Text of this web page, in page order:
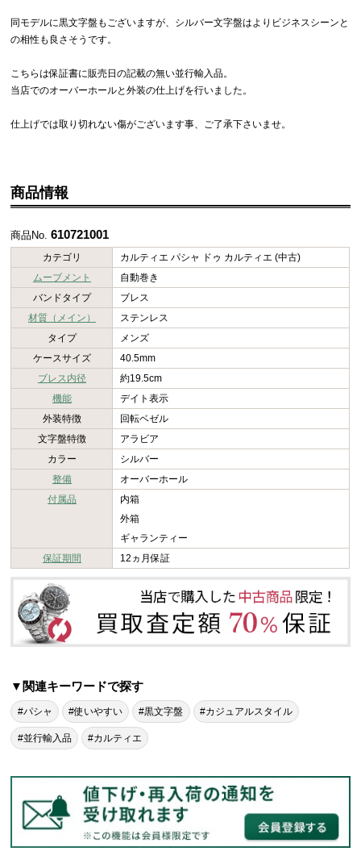
同モデルに黒文字盤もございますが、シルバー文字盤はよりビジネスシーンと
の相性も良さそうです。
こちらは保証書に販売日の記載の無い並行輸入品。
当店でのオーバーホールと外装の仕上げを行いました。
仕上げでは取り切れない傷がございます事、ご了承下さいませ。
商品情報
商品No.610721001
カテゴリ
カルティエ パシャ ドゥ カルティエ (中古)
ムーブメント
自動巻き
バンドタイプ
ブレス
材質（メイン）
ステンレス
タイプ
メンズ
ケースサイズ
40.5mm
ブレス内径
約19.5cm
機能
デイト表示
外装特徴
回転ベゼル
文字盤特徴
アラビア
カラー
シルバー
整備
オーバーホール
付属品
内箱
外箱
ギャランティー
保証期間
12ヵ月保証
▼関連キーワードで探す
#パシャ #使いやすい #黒文字盤 #カジュアルスタイル
#並行輸入品 #カルティエ